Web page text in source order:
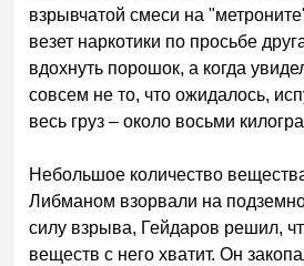
взрывчатой смеси на
везет наркотики по просьбе
вдохнуть порошок, а когда
совсем не то, что ожидалось,
весь груз – около восьми
Небольшое количество
Либманом взорвали на
силу взрыва, Гейдаров решил,
веществ с него хватит. Он